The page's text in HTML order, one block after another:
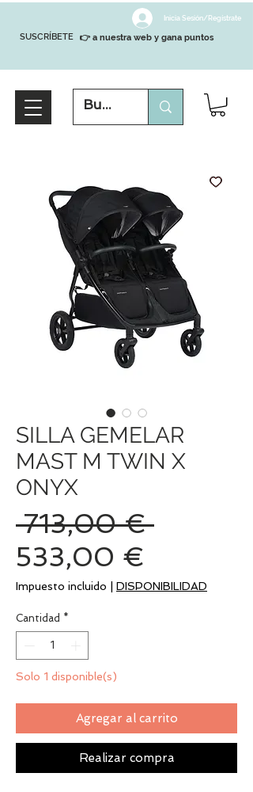
SUSCRÍBETE
Inicia Sesión/Regístrate
👉 a nuestra web y gana puntos
SILLA GEMELAR
MAST M TWIN X
ONYX
713,00 € Precio
533,00 €
de
Impuesto incluido DISPONIBILIDAD
Cantidad *
Solo 1 disponible(s)
Agregar al carrito
Realizar compra